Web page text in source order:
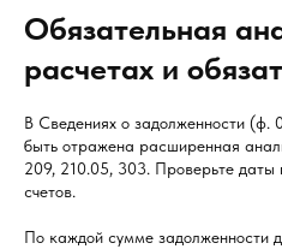
Обязательная
расчетах и
В Сведениях о задолженности
быть отражена расширенная
209, 210.05, 303. Проверьте даты
счетов.
По каждой сумме задолженности